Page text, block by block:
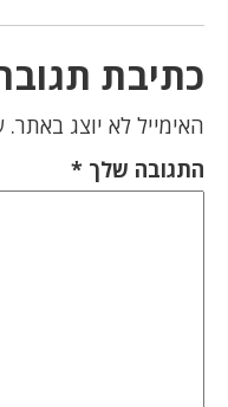
כתיבת
האימייל לא יוצג באתר.
התגובה שלך *